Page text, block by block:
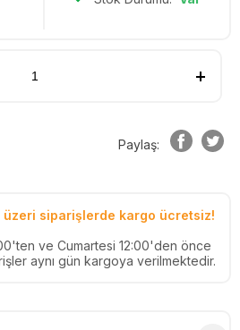
Paylaş:
üzeri siparişlerde kargo ücretsiz!
ve Cumartesi 12:00'den önce
aynı gün kargoya verilmektedir.